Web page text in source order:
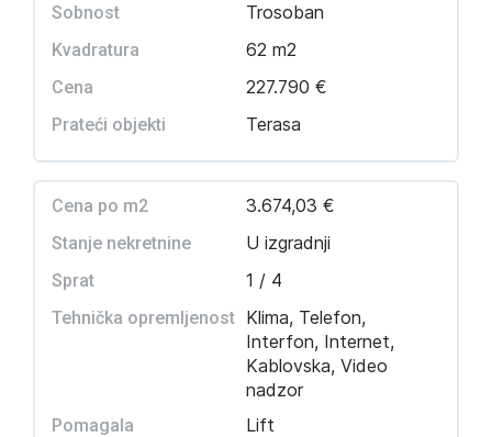
Sobnost Trosoban
Kvadratura 62 m2
Cena 227.790 €
Prateći objekti Terasa
Cena po m2 3.674,03 €
Stanje nekretnine U izgradnji
Sprat 1 / 4
Tehnička opremljenost Klima, Telefon,
Interfon, Internet,
Kablovska, Video
nadzor
Pomagala Lift